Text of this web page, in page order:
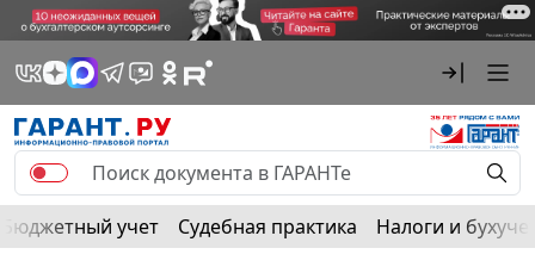
Бюджетный учет Судебная практика Налоги и